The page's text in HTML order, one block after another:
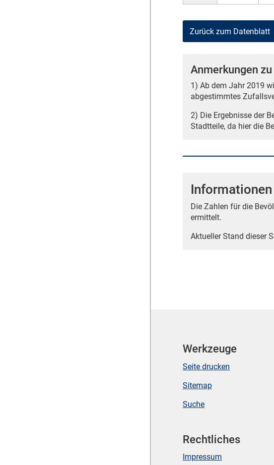
Zurück zum Datenblatt
Anmerkungen
1) Ab dem Jahr 2019
abgestimmtes
2) Die Ergebnisse der
Stadtteile, da hier die
Die Zahlen für die
ermittelt.
Aktueller Stand dieser
Werkzeuge
Seite drucken
Sitemap
Suche
Rechtliches
Impressum